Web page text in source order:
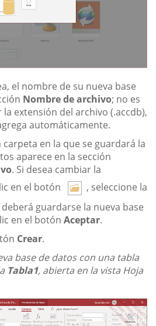
el nombre de su nueva base
Nombre de archivo; no es
extensión del archivo (.accdb),
automáticamente.
carpeta en la que se guardará la
aparece en la sección
. Si desea cambiar la
en el botón
, seleccione la
guardarse la nueva base
en el botón Aceptar.
Crear.
base de datos con una tabla
Tabla1, abierta en la vista Hoja